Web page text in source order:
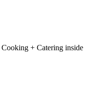
+ Catering inside